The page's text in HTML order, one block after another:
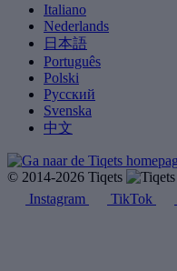
Italiano
Nederlands
日本語
Português
Polski
Русский
Svenska
中文
© 2014-2026 Tiqets
Instagram
TikTok